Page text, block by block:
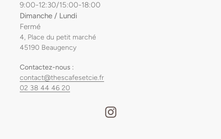
9:00-12:30/15:00-18:00
Dimanche / Lundi
Fermé
4, Place du petit marché
45190 Beaugency
Contactez-nous :
contact@thescafesetcie.fr
02 38 44 46 20
Instagram